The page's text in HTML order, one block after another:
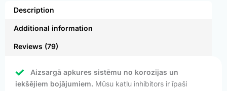
Description
Additional information
Reviews (79)
Aizsargā apkures sistēmu no korozijas un
iekšējiem bojājumiem. Mūsu katlu inhibitors ir īpaši